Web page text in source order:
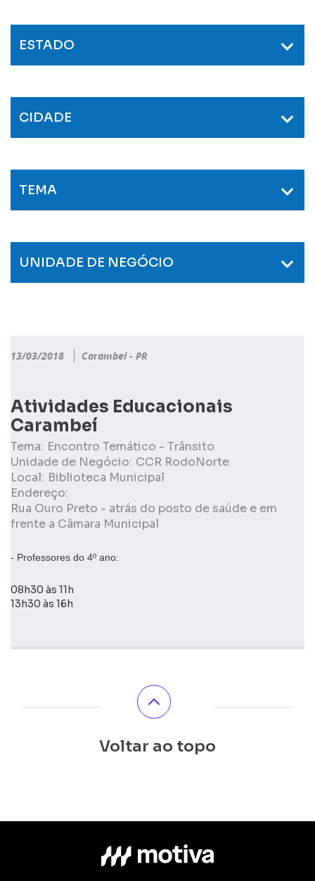
ESTADO
CIDADE
TEMA
UNIDADE DE NEGÓCIO
13/03/2018 Carambeí - PR
Atividades Educacionais
Carambeí
Tema: Encontro Temático - Trânsito
Unidade de Negócio: CCR RodoNorte
Local: Biblioteca Municipal
Endereço:
Rua Ouro Preto - atrás do posto de saúde e em
frente a Câmara Municipal
- Professores do 4º ano:
08h30 às 11h
13h30 às 16h
Voltar ao topo